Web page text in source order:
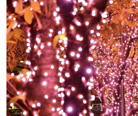
あるある
その他
ドキドキ
仕事とキャリア
特集